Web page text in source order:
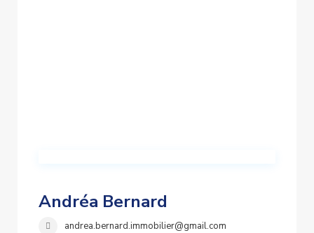
Andréa Bernard
andrea.bernard.immobilier@gmail.com